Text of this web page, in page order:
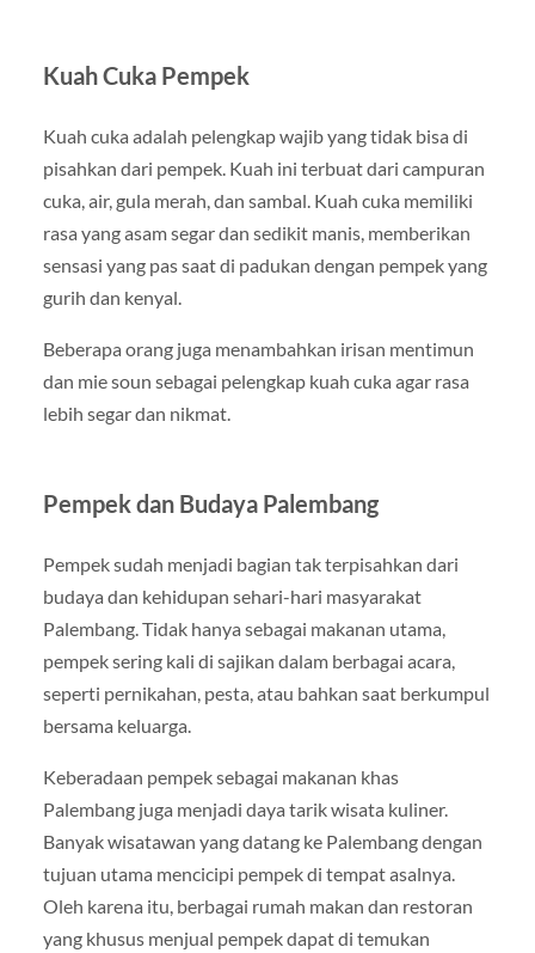
Kuah Cuka Pempek
Kuah cuka adalah pelengkap wajib yang tidak bisa di
pisahkan dari pempek. Kuah ini terbuat dari campuran
cuka, air, gula merah, dan sambal. Kuah cuka memiliki
rasa yang asam segar dan sedikit manis, memberikan
sensasi yang pas saat di padukan dengan pempek yang
gurih dan kenyal.
Beberapa orang juga menambahkan irisan mentimun
dan mie soun sebagai pelengkap kuah cuka agar rasa
lebih segar dan nikmat.
Pempek dan Budaya Palembang
Pempek sudah menjadi bagian tak terpisahkan dari
budaya dan kehidupan sehari-hari masyarakat
Palembang. Tidak hanya sebagai makanan utama,
pempek sering kali di sajikan dalam berbagai acara,
seperti pernikahan, pesta, atau bahkan saat berkumpul
bersama keluarga.
Keberadaan pempek sebagai makanan khas
Palembang juga menjadi daya tarik wisata kuliner.
Banyak wisatawan yang datang ke Palembang dengan
tujuan utama mencicipi pempek di tempat asalnya.
Oleh karena itu, berbagai rumah makan dan restoran
yang khusus menjual pempek dapat di temukan